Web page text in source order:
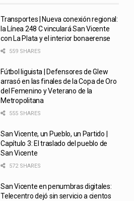
Transportes | Nueva conexión regional:
la Línea 248 C vinculará San Vicente
con La Plata y el interior bonaerense
559 SHARES
Fútbol liguista | Defensores de Glew
arrasó en las finales de la Copa de Oro
del Femenino y Veterano de la
Metropolitana
555 SHARES
San Vicente, un Pueblo, un Partido |
Capítulo 3: El traslado del pueblo de
San Vicente
572 SHARES
San Vicente en penumbras digitales:
Telecentro dejó sin servicio a cientos